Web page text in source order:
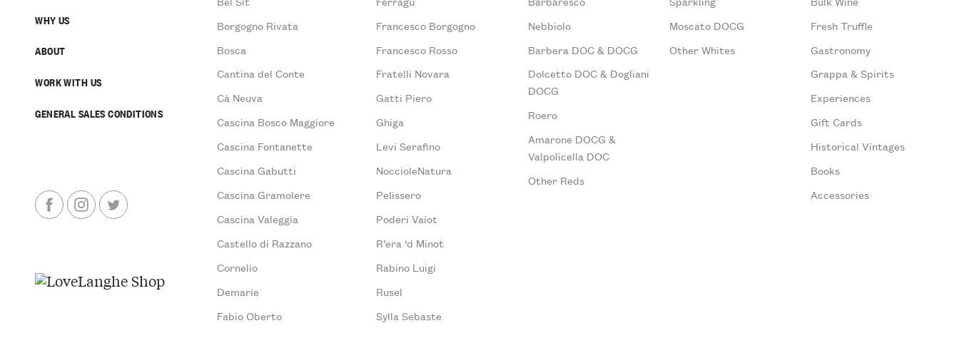
WHY US
ABOUT
WORK WITH US
GENERAL SALES CONDITIONS
Borgogno Rivata
Bosca
Cantina del Conte
Cà Neuva
Cascina Bosco Maggiore
Cascina Fontanette
Cascina Gabutti
Cascina Gramolere
Cascina Valeggia
Castello di Razzano
Cornelio
Demarie
Fabio Oberto
Francesco Borgogno
Francesco Rosso
Fratelli Novara
Gatti Piero
Ghiga
Levi Serafino
NoccioleNatura
Pelissero
Poderi Vaiot
R’era ‘d Minot
Rabino Luigi
Rusel
Sylla Sebaste
Nebbiolo
Barbera DOC & DOCG
Dolcetto DOC & Dogliani
DOCG
Roero
Amarone DOCG &
Valpolicella DOC
Other Reds
Moscato DOCG
Other Whites
Fresh Truffle
Gastronomy
Grappa & Spirits
Experiences
Gift Cards
Historical Vintages
Books
Accessories